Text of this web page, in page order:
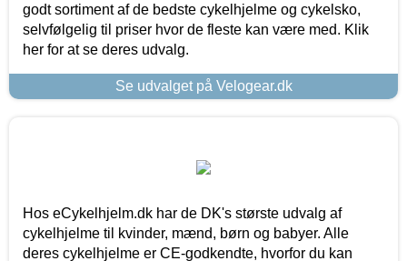
godt sortiment af de bedste cykelhjelme og cykelsko,
selvfølgelig til priser hvor de fleste kan være med. Klik
her for at se deres udvalg.
Se udvalget på Velogear.dk
Hos eCykelhjelm.dk har de DK's største udvalg af
cykelhjelme til kvinder, mænd, børn og babyer. Alle
deres cykelhjelme er CE-godkendte, hvorfor du kan